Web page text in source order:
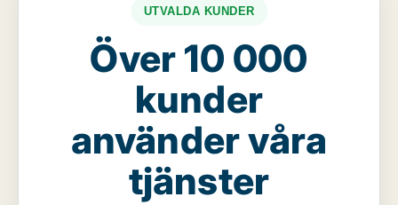
UTVALDA KUNDER
Över 10 000
kunder
använder våra
tjänster